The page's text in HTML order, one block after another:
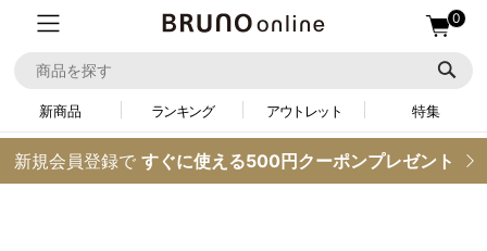
0
新商品 ランキング アウトレット 特集
新規会員登録で すぐに使える500円クーポンプレゼント